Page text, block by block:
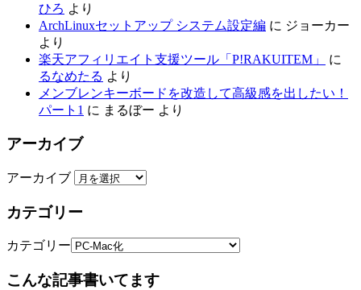
ひろ より
ArchLinuxセットアップ システム設定編 に ジョーカー
より
楽天アフィリエイト支援ツール「P!RAKUITEM」
に
るなめたる より
メンブレンキーボードを改造して高級感を出したい！
パート1 に まるぼー より
アーカイブ
アーカイブ
カテゴリー
カテゴリー
こんな記事書いてます